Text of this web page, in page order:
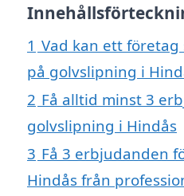
1 Vad kan ett
på golvslipning i
2 Få alltid minst 3
golvslipning i Hindås
3 Få 3 erbjudanden
Hindås från